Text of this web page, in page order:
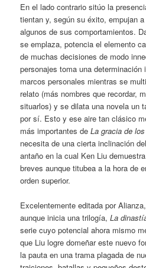
En el lado contrario sitúo la
tientan y, según su éxito, empujan
algunos de sus comportamientos.
se emplaza, potencia el elemento
de muchas decisiones de modo
personajes toma una determinación
marcos personales mientras se
relato (más nombres que recordar,
situarlos) y se dilata una novela un
por sí. Esto y ese aire tan clásico
más importantes deLa gracia de
necesita de una cierta inclinación
antaño en la cual Ken Liu
breves aunque titubea a la hora de
orden superior.
Excelentemente editada por
aunque inicia una trilogía,La
serie cuyo potencial ahora mismo
que Liu logre domeñar este nuevo
la pauta en una trama plagada de